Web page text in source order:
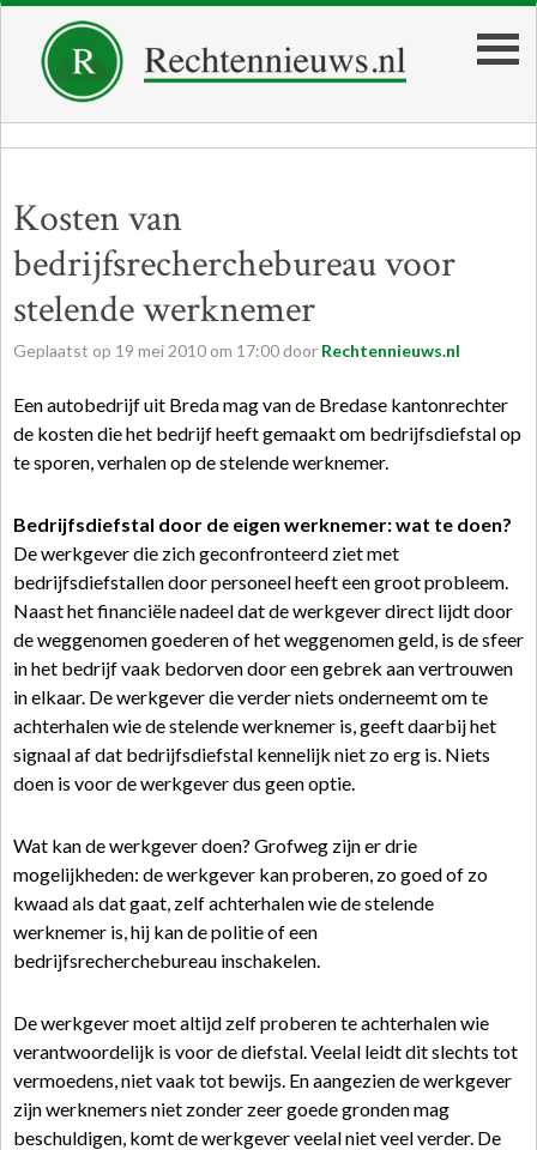
Kosten van
bedrijfsrecherchebureau voor
stelende werknemer
Geplaatst op 19 mei 2010 om 17:00 door Rechtennieuws.nl
Een autobedrijf uit Breda mag van de Bredase kantonrechter
de kosten die het bedrijf heeft gemaakt om bedrijfsdiefstal op
te sporen, verhalen op de stelende werknemer.
Bedrijfsdiefstal door de eigen werknemer: wat te doen?
De werkgever die zich geconfronteerd ziet met
bedrijfsdiefstallen door personeel heeft een groot probleem.
Naast het financiële nadeel dat de werkgever direct lijdt door
de weggenomen goederen of het weggenomen geld, is de sfeer
in het bedrijf vaak bedorven door een gebrek aan vertrouwen
in elkaar. De werkgever die verder niets onderneemt om te
achterhalen wie de stelende werknemer is, geeft daarbij het
signaal af dat bedrijfsdiefstal kennelijk niet zo erg is. Niets
doen is voor de werkgever dus geen optie.
Wat kan de werkgever doen? Grofweg zijn er drie
mogelijkheden: de werkgever kan proberen, zo goed of zo
kwaad als dat gaat, zelf achterhalen wie de stelende
werknemer is, hij kan de politie of een
bedrijfsrecherchebureau inschakelen.
De werkgever moet altijd zelf proberen te achterhalen wie
verantwoordelijk is voor de diefstal. Veelal leidt dit slechts tot
vermoedens, niet vaak tot bewijs. En aangezien de werkgever
zijn werknemers niet zonder zeer goede gronden mag
beschuldigen, komt de werkgever veelal niet veel verder. De